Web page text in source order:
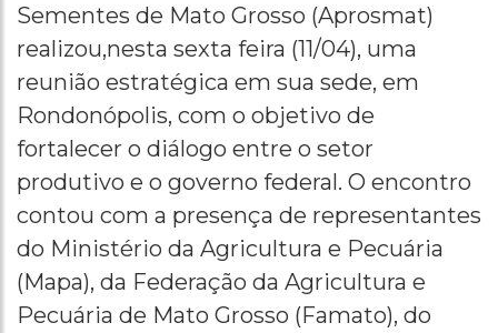
Sementes de Mato Grosso (Aprosmat)
realizou,nesta sexta feira (11/04), uma
reunião estratégica em sua sede, em
Rondonópolis, com o objetivo de
fortalecer o diálogo entre o setor
produtivo e o governo federal. O encontro
contou com a presença de representantes
do Ministério da Agricultura e Pecuária
(Mapa), da Federação da Agricultura e
Pecuária de Mato Grosso (Famato), do